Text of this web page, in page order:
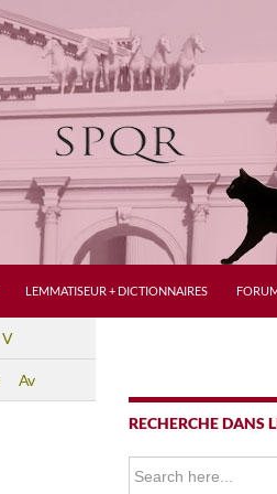
LEMMATISEUR + DICTIONNAIRES
V
Av
RECHERCHE DANS
Search
for: